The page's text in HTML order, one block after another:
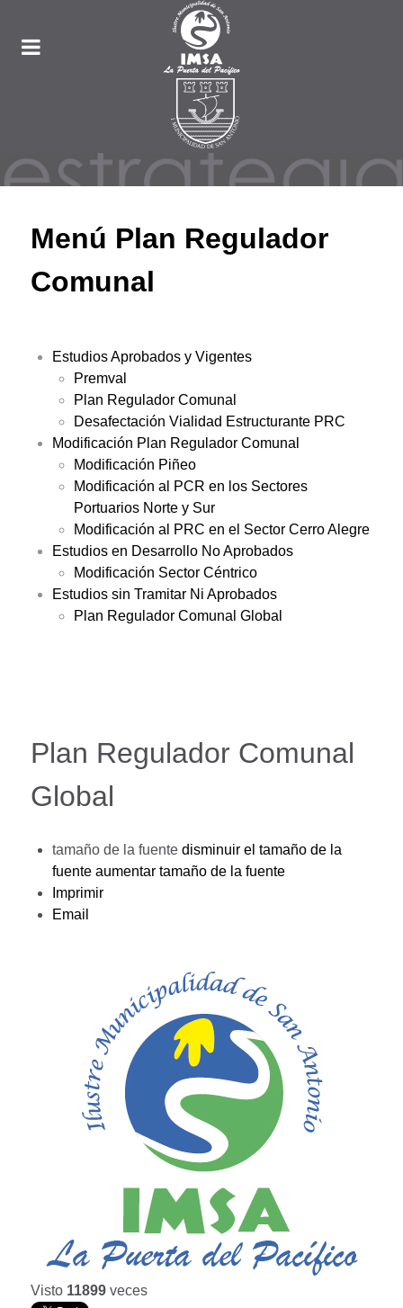
Menú Plan Regulador
Comunal
Estudios Aprobados y Vigentes
Premval
Plan Regulador Comunal
Desafectación Vialidad Estructurante PRC
Modificación Plan Regulador Comunal
Modificación Piñeo
Modificación al PCR en los Sectores
Portuarios Norte y Sur
Modificación al PRC en el Sector Cerro Alegre
Estudios en Desarrollo No Aprobados
Modificación Sector Céntrico
Estudios sin Tramitar Ni Aprobados
Plan Regulador Comunal Global
Plan Regulador Comunal
Global
tamaño de la fuente disminuir el tamaño de la
fuente aumentar tamaño de la fuente
Imprimir
Email
Visto 11899 veces